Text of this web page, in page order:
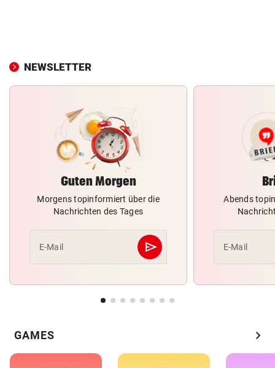
NEWSLETTER
Guten Morgen
Morgens topinformiert über die
Nachrichten des Tages
E-Mail send
Abschicken
Abends
E-Mail
GAMES chevron_right